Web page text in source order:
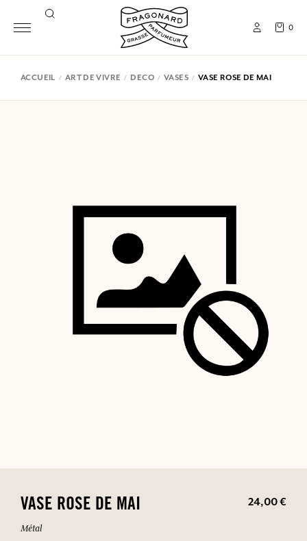
0
ACCUEIL ART DE VIVRE DECO VASES VASE ROSE DE MAI
VASE ROSE DE MAI 24,00 €
Métal